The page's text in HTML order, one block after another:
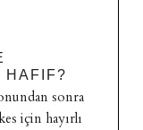
HAFIF?
sonra
için hayırlı